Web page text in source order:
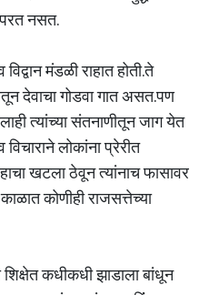
नसत.
मंडळी राहात होती.ते
देवाचा गोडवा गात असत.पण
त्यांच्या संतनाणीतून जाग येत
विचाराने लोकांना प्रेरीत
खटला ठेवून त्यांनाच फासावर
कोणीही राजसत्तेच्या
शिक्षेत कधीकधी झाडाला बांधून